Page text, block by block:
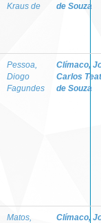
Kraus de
de Souza
Pessoa,
Diogo
Fagundes
Clímaco,
Carlos
de Souza
Matos,
Clímaco,